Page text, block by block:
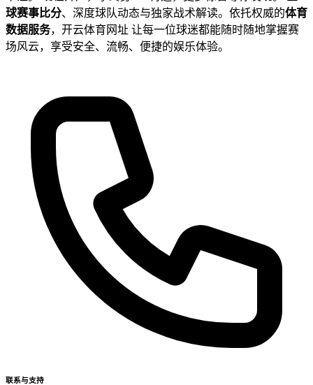
球赛事比分、深度球队动态与独家战术解读。依托权威的体育
数据服务，开云体育网址 让每一位球迷都能随时随地掌握赛
场风云，享受安全、流畅、便捷的娱乐体验。
联系与支持